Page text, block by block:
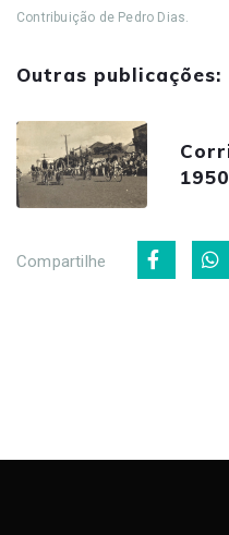
Contribuição de Pedro Dias.
Outras publicações:
1950
Compartilhe